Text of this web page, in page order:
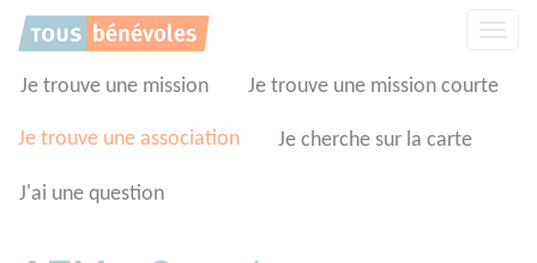
Je trouve une mission Je trouve une mission courte
Je trouve une association Je cherche sur la carte
J'ai une question
Panneau de gestion des cookies